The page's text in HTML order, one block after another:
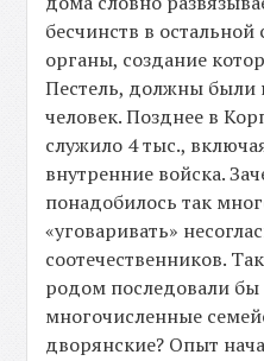
бесчинств в
органы, создание
Пестель, должны были
человек. Позднее в
служило 4 тыс.,
внутренние войска.
понадобилось так
«уговаривать»
соотечественников.
родом последовали бы
многочисленные
дворянские? Опыт